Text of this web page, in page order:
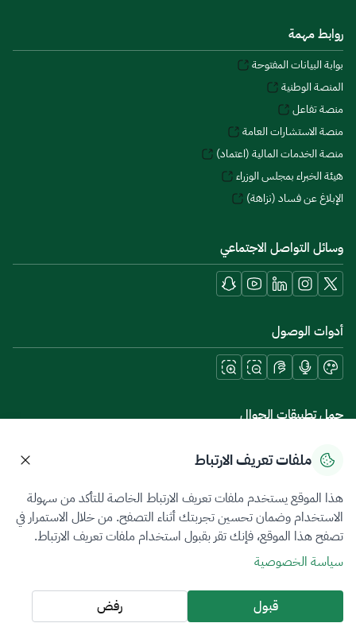
روابط مهمة
بوابة البيانات المفتوحة
المنصة الوطنية
منصة تفاعل
منصة الاستشارات العامة
منصة الخدمات المالية (اعتماد)
هيئة الخبراء بمجلس الوزراء
الإبلاغ عن فساد (نزاهة)
وسائل التواصل الاجتماعي
أدوات الوصول
حمل تطبيقات الجوال
سياسة الخصوصيةشروط الاستخدامخريطة الموقع
جميع الحقوق محفوظة 2026 © ZATCA.GOV.SA
تم تطويره وصيانته بواسطة هيئة الزكاة والضريبة والجمارك
آخر تحديث للموقع في
ملفات تعريف الارتباط
هذا الموقع يستخدم ملفات تعريف الارتباط الخاصة للتأكد من سهولة
الاستخدام وضمان تحسين تجربتك أثناء التصفح. من خلال الاستمرار في
تصفح هذا الموقع، فإنك تقر بقبول استخدام ملفات تعريف الارتباط.
سياسة الخصوصية
قبول رفض